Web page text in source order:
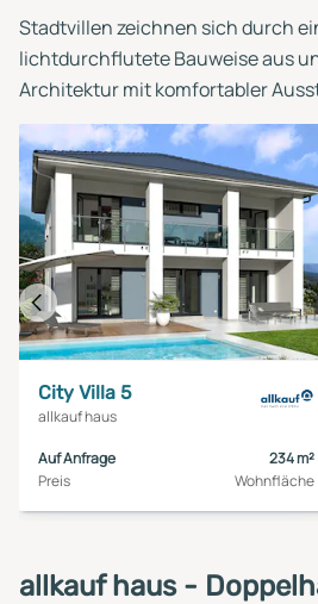
Stadtvillen zeichnen sich durch
lichtdurchflutete Bauweise aus
Architektur mit komfortabler
City Villa 5
allkauf haus
Auf Anfrage
Preis
234 m²
Wohnfläche
Vorheriges
Haus
allkauf haus -